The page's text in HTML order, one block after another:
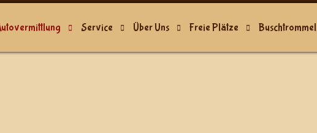
Service Über Uns Freie Plätze Buschtrommel